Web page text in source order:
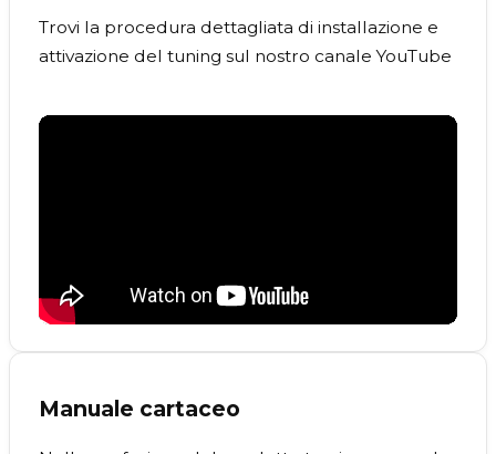
Trovi la procedura dettagliata di installazione e
attivazione del tuning sul nostro canale YouTube
Manuale cartaceo